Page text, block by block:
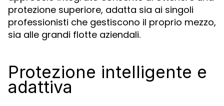
protezione superiore, adatta sia ai singoli
professionisti che gestiscono il proprio mezzo,
sia alle grandi flotte aziendali.
Protezione intelligente e
adattiva